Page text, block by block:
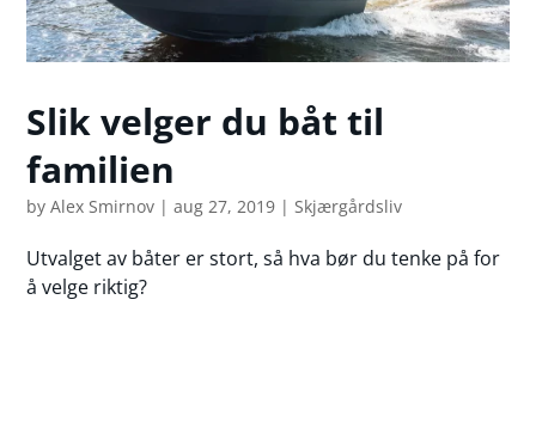
Slik velger du båt til
familien
byAlex Smirnov |aug 27, 2019 |Skjærgårdsliv
Utvalget av båter er stort, så hva bør du tenke på for
å velge riktig?